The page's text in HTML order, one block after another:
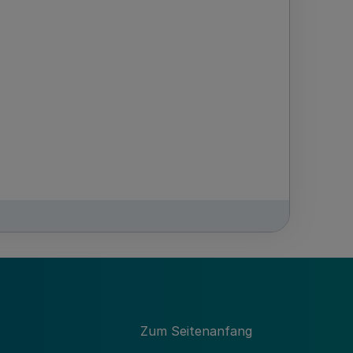
Zum Seitenanfang